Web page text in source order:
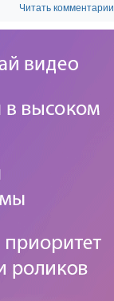
Читать комментарии